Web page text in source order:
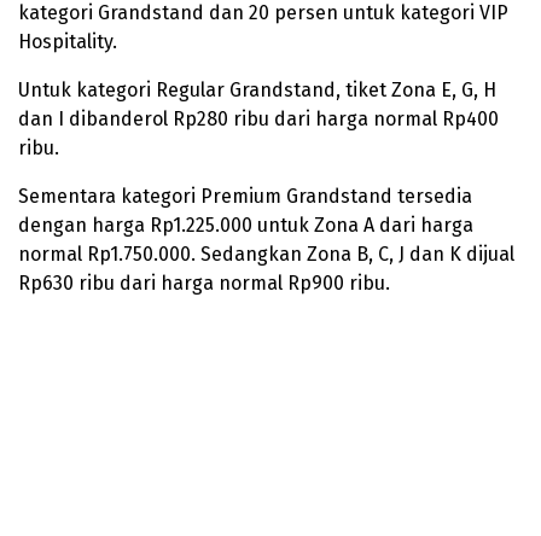
kategori Grandstand dan 20 persen untuk kategori VIP
Hospitality.
Untuk kategori Regular Grandstand, tiket Zona E, G, H
dan I dibanderol Rp280 ribu dari harga normal Rp400
ribu.
Sementara kategori Premium Grandstand tersedia
dengan harga Rp1.225.000 untuk Zona A dari harga
normal Rp1.750.000. Sedangkan Zona B, C, J dan K dijual
Rp630 ribu dari harga normal Rp900 ribu.